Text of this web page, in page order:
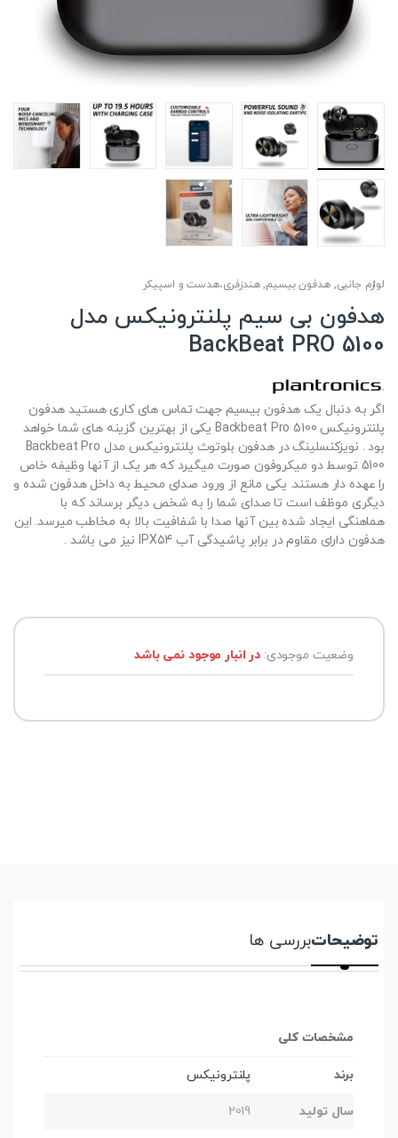
لوازم جانبی,هدفون بیسیم,هندزفری،هدست و اسپیکر
هدفون بی سیم پلنترونیکس مدل
BackBeat PRO 5100
اگر به دنبال یک هدفون بیسیم جهت تماس های کاری هستید هدفون
پلنترونیکس Backbeat Pro 5100 یکی از بهترین گزینه های شما خواهد
بود . نویزکنسلینگ در هدفون بلوتوث پلنترونیکس مدل Backbeat Pro
5100 توسط دو میکروفون صورت میگیرد که هر یک از آنها وظیفه خاص
را عهده دار هستند. یکی مانع از ورود صدای محیط به داخل هدفون شده و
دیگری موظف است تا صدای شما را به شخص دیگر برساند که با
هماهنگی ایجاد شده بین آنها صدا با شفافیت بالا به مخاطب میرسد. این
هدفون دارای مقاوم در برابر پاشیدگی آب IPX54 نیز می باشد .
وضعیت موجودی:در انبار موجود نمی باشد
توضیحاتبررسی ها
مشخصات کلی
برند پلنترونیکس
سال تولید 2019